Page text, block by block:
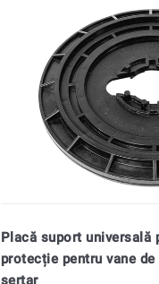
Placă suport universală
protecție pentru vane
sertar